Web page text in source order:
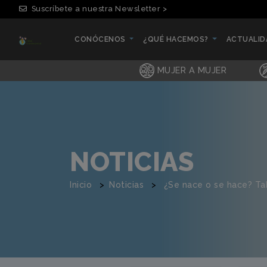
Suscríbete a nuestra Newsletter >
CONÓCENOS
¿QUÉ HACEMOS?
MUJER A MUJER
NOTICIAS
Inicio Noticias ¿Se nace o se hace?